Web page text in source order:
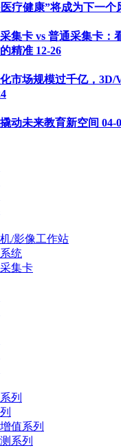
疗健康”将成为下一个
集卡 vs 普通采集卡：
精准 12-26
市场规模过千亿，3D/
动未来教育新空间 04-
/影像工作站
统
集卡
列
值系列
系列